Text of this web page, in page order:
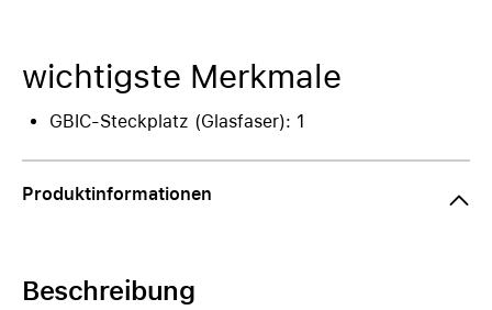
wichtigste Merkmale
GBIC-Steckplatz (Glasfaser): 1
Produktinformationen
Beschreibung